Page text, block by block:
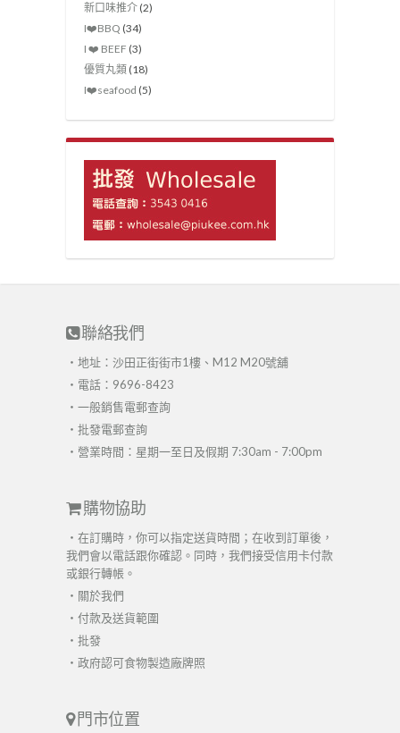
新口味推介 (2)
I❤️‍BBQ (34)
I ❤️ BEEF (3)
優質丸類 (18)
I❤️seafood (5)
聯絡我們
・地址：沙田正街街市1樓、M12 M20號舖
・電話：9696-8423
・ 一般銷售電郵查詢
・ 批發電郵查詢
・營業時間：星期一至日及假期 7:30am - 7:00pm
購物協助
・在訂購時，你可以指定送貨時間；在收到訂單後，
我們會以電話跟你確認。同時，我們接受信用卡付款
或銀行轉帳。
・ 關於我們
・ 付款及送貨範圍
・ 批發
・ 政府認可食物製造廠牌照
門市位置